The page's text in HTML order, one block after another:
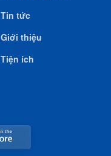
Tin tức
Giới thiệu
Tiện ích